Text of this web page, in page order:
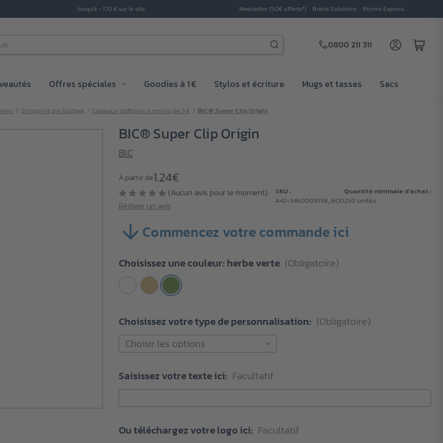
Jusqu'à - 170 € sur le site Newsletter (50€ offerts*) Brand Solutions Promo Express
0800 211 311
Offres spéciales Goodies à 1 € Stylos et écriture Mugs et tasses Sacs
Shopping par budget Cadeaux d'affaires à moins de 3 € BIC® Super Clip Origin
BIC® Super Clip Origin
BIC
À partir de1.24€
(Aucun avis pour le moment)
Rédiger un avis
SKU :
A42-3460001038_6CO
Quantité minimale d'achat :
250 unités
SKU :
A42-
minimale
d'achat :
Commencez votre commande ici
Choisissez une couleur: herbe verte (Obligatoire)
Choisissez votre type de personnalisation: (Obligatoire)
Saisissez votre texte ici: Facultatif
Ou téléchargez votre logo ici: Facultatif